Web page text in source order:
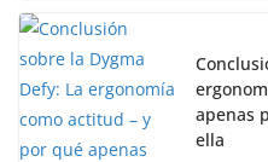
apenas
ella